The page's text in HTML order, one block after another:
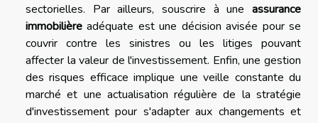
sectorielles. Par ailleurs, souscrire à une assurance
immobilière adéquate est une décision avisée pour se
couvrir contre les sinistres ou les litiges pouvant
affecter la valeur de l'investissement. Enfin, une gestion
des risques efficace implique une veille constante du
marché et une actualisation régulière de la stratégie
d'investissement pour s'adapter aux changements et